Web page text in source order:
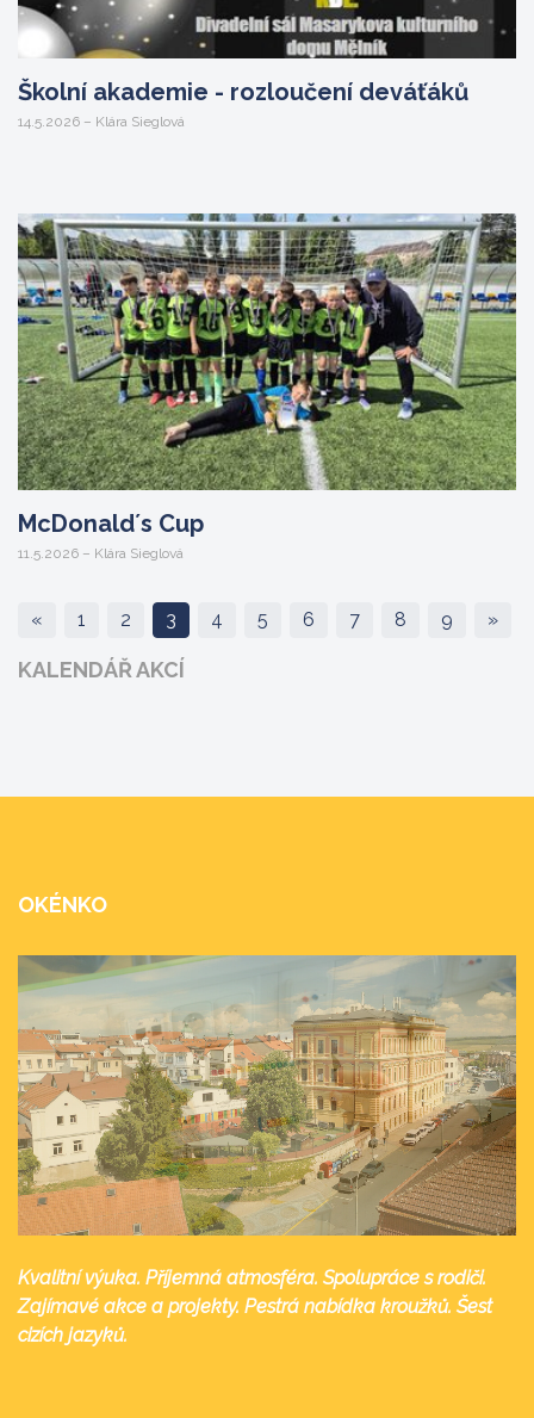
Školní akademie - rozloučení deváťáků
14.5.2026 – Klára Sieglová
McDonald´s Cup
11.5.2026 – Klára Sieglová
« 1 2 3 4 5 6 7 8 9 »
KALENDÁŘ AKCÍ
OKÉNKO
Kvalitní výuka. Příjemná atmosféra. Spolupráce s rodiči.
Zajímavé akce a projekty. Pestrá nabídka kroužků. Šest
cizích jazyků.